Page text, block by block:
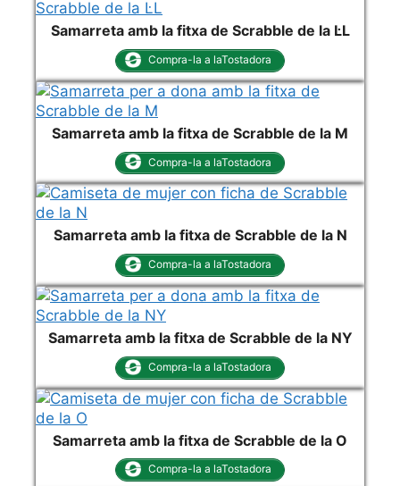
Samarreta amb la fitxa de Scrabble de la L·L
Compra-la a laTostadora
Samarreta amb la fitxa de Scrabble de la M
Compra-la a laTostadora
Samarreta amb la fitxa de Scrabble de la N
Compra-la a laTostadora
Samarreta amb la fitxa de Scrabble de la NY
Compra-la a laTostadora
Samarreta amb la fitxa de Scrabble de la O
Compra-la a laTostadora